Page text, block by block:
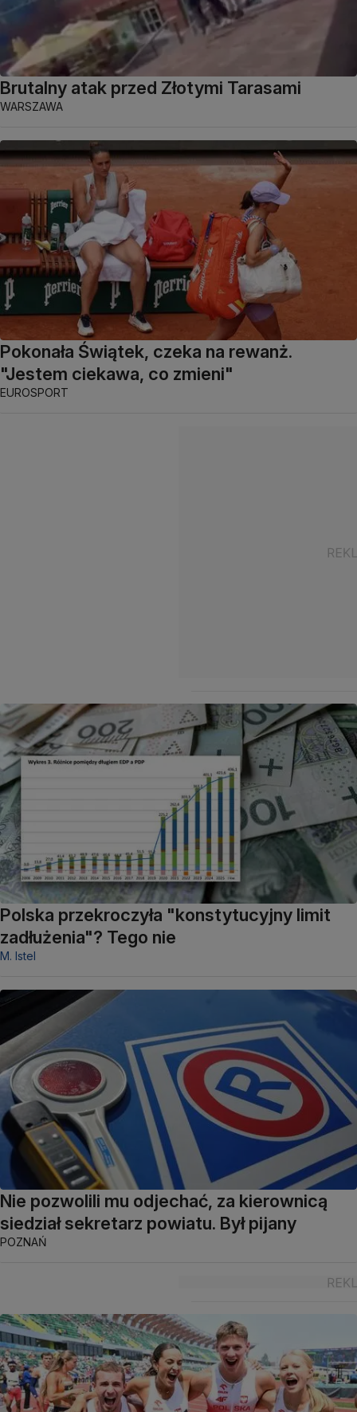
Brutalny atak przed Złotymi Tarasami
WARSZAWA
Pokonała Świątek, czeka na rewanż.
"Jestem ciekawa, co zmieni"
EUROSPORT
Polska przekroczyła "konstytucyjny limit
zadłużenia"? Tego nie
M. Istel
Nie pozwolili mu odjechać, za kierownicą
siedział sekretarz powiatu. Był pijany
POZNAŃ